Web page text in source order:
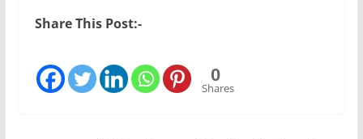
Share This Post:-
0
Shares